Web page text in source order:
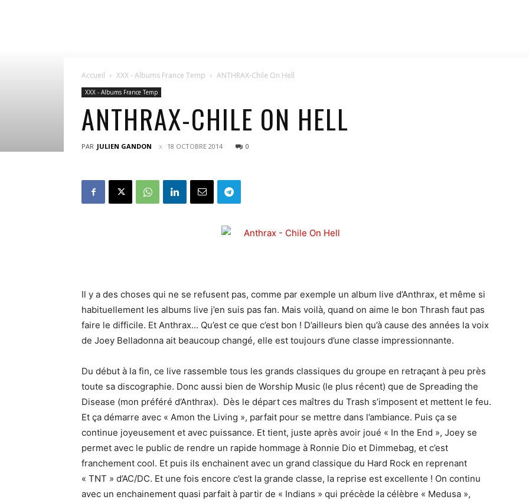
Accueil XXX - Albums France Temp ANTHRAX-Chile On Hell
XXX - Albums France Temp
ANTHRAX-CHILE ON HELL
PAR JULIEN GANDON 18 OCTOBRE 2014 0
Il y a des choses qui ne se refusent pas, comme par exemple un album live d’Anthrax, et même si
habituellement les albums live j’en suis pas fan. Mais voilà, quand on aime le bon Thrash faut pas
faire le difficile. Et Anthrax… Qu’est ce que c’est bon ! D’ailleurs bien qu’à cause des années la voix
de Joey Belladonna ait beaucoup changé, elle est toujours d’une classe impressionnante.
Du début à la fin, ce live rassemble tous les grands classiques du groupe en retraçant à peu près
toute sa discographie. Donc aussi bien de Worship Music (le plus récent) que de Spreading the
Disease (mon préféré d’Anthrax). Dès le départ ces maîtres du Trash s’imposent et mettent le feu.
Et ça démarre avec « Amon the Living », parfait pour se mettre dans l’ambiance. Puis ça se
continue joyeusement et avec puissance. Et tient, juste après avoir joué « In the End », Joey se
permet avec le public de rendre un rapide hommage à Ronnie Dio et Dimmebag, et c’est
franchement cool. Et puis ils enchainent avec un grand classique du Hard Rock en reprenant
« TNT » d’AC/DC. Et une fois encore c’est la grande classe, la reprise est excellente ! On continu
avec un enchainement quasi parfait à partir de « Indians » qui précède la célèbre « Medusa »,